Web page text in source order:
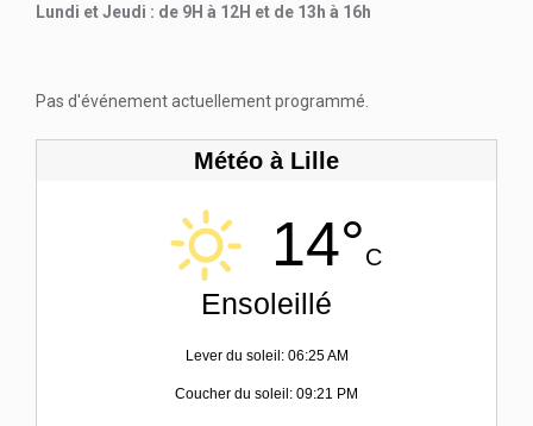
Lundi et Jeudi : de 9H à 12H et de 13h à 16h
Pas d'événement actuellement programmé.
Météo à Lille
14°C
Ensoleillé
Lever du soleil: 06:25 AM
Coucher du soleil: 09:21 PM